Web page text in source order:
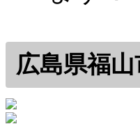
広島県福